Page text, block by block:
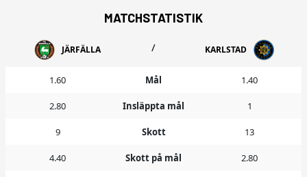
MATCHSTATISTIK
JÄRFÄLLA / KARLSTAD
1.60 Mål 1.40
2.80 Insläppta mål 1
9 Skott 13
4.40 Skott på mål 2.80